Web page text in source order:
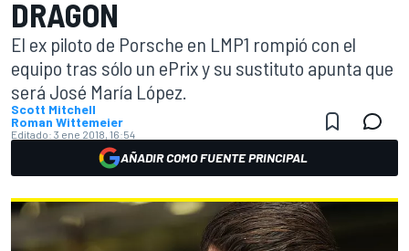
DRAGON
El ex piloto de Porsche en LMP1 rompió con el
equipo tras sólo un ePrix y su sustituto apunta que
será José María López.
Scott Mitchell
Roman Wittemeier
Editado: 3 ene 2018, 16:54
AÑADIR COMO FUENTE PRINCIPAL